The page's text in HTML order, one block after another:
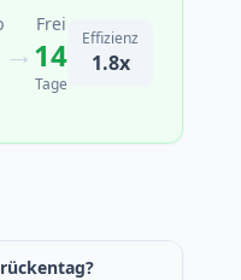
→
Frei
14
Tage
Effizienz
1.8x